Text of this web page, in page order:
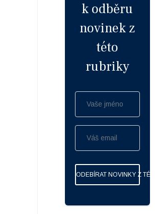
k odběru
novinek z
této
rubriky
ODEBÍRAT NOVINKY Z